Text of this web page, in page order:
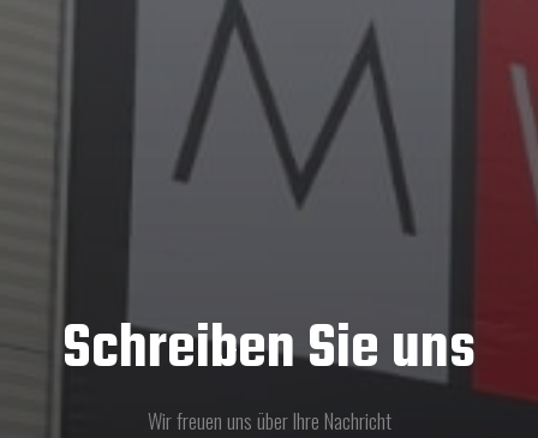
Schreiben Sie uns
Wir freuen uns über Ihre Nachricht